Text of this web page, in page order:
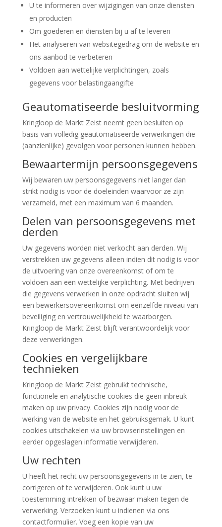
U te informeren over wijzigingen van onze diensten
en producten
Om goederen en diensten bij u af te leveren
Het analyseren van websitegedrag om de website en
ons aanbod te verbeteren
Voldoen aan wettelijke verplichtingen, zoals
gegevens voor belastingaangifte
Geautomatiseerde besluitvorming
Kringloop de Markt Zeist neemt geen besluiten op
basis van volledig geautomatiseerde verwerkingen die
(aanzienlijke) gevolgen voor personen kunnen hebben.
Bewaartermijn persoonsgegevens
Wij bewaren uw persoonsgegevens niet langer dan
strikt nodig is voor de doeleinden waarvoor ze zijn
verzameld, met een maximum van 6 maanden.
Delen van persoonsgegevens met
derden
Uw gegevens worden niet verkocht aan derden. Wij
verstrekken uw gegevens alleen indien dit nodig is voor
de uitvoering van onze overeenkomst of om te
voldoen aan een wettelijke verplichting. Met bedrijven
die gegevens verwerken in onze opdracht sluiten wij
een bewerkersovereenkomst om eenzelfde niveau van
beveiliging en vertrouwelijkheid te waarborgen.
Kringloop de Markt Zeist blijft verantwoordelijk voor
deze verwerkingen.
Cookies en vergelijkbare
technieken
Kringloop de Markt Zeist gebruikt technische,
functionele en analytische cookies die geen inbreuk
maken op uw privacy. Cookies zijn nodig voor de
werking van de website en het gebruiksgemak. U kunt
cookies uitschakelen via uw browserinstellingen en
eerder opgeslagen informatie verwijderen.
Uw rechten
U heeft het recht uw persoonsgegevens in te zien, te
corrigeren of te verwijderen. Ook kunt u uw
toestemming intrekken of bezwaar maken tegen de
verwerking. Verzoeken kunt u indienen via ons
contactformulier. Voeg een kopie van uw